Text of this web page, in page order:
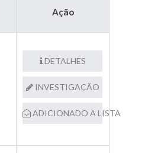
Ação
DETALHES
INVESTIGAÇÃO
ADICIONADO A LISTA